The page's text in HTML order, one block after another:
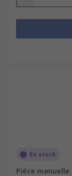
En stock
Pièce manuelle